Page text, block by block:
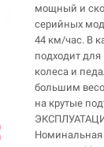
мощный и
серийных
44 км/час. В
подходит
колеса и
большим
на крутые